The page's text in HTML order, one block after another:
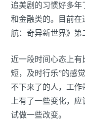
追美剧的习惯好多年
和金融类的。目前在
航：奇异新世界》第
近一段时间心态上有
短，及时行乐”的感
不下来了的人，工
上有了一些变化，
试做一些改变。